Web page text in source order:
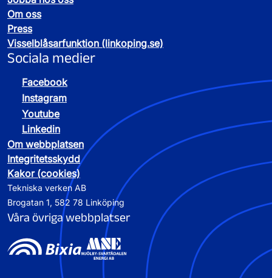
Om oss
Press
Visselblåsarfunktion (linkoping.se)
Sociala medier
Facebook
Instagram
Youtube
Linkedin
Om webbplatsen
Integritetsskydd
Kakor (cookies)
Tekniska verken AB
Brogatan 1, 582 78 Linköping
Våra övriga webbplatser